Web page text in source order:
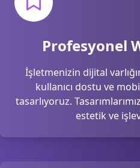
Profesyonel
İşletmenizin dijital
kullanıcı dostu ve
tasarlıyoruz.
estetik ve